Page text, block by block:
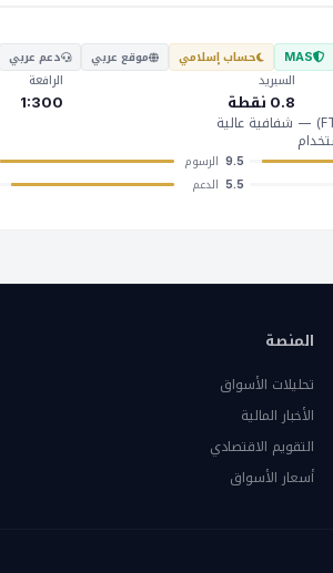
MAS حساب إسلامي موقع عربي
دعم عربي
السبريد
0.8 نقطة
الرافعة
1:300
9.5 الرسوم
5.5 الدعم
المنصة
تحليلات الأسواق
الأخبار المالية
التقويم الاقتصادي
أسعار الأسواق